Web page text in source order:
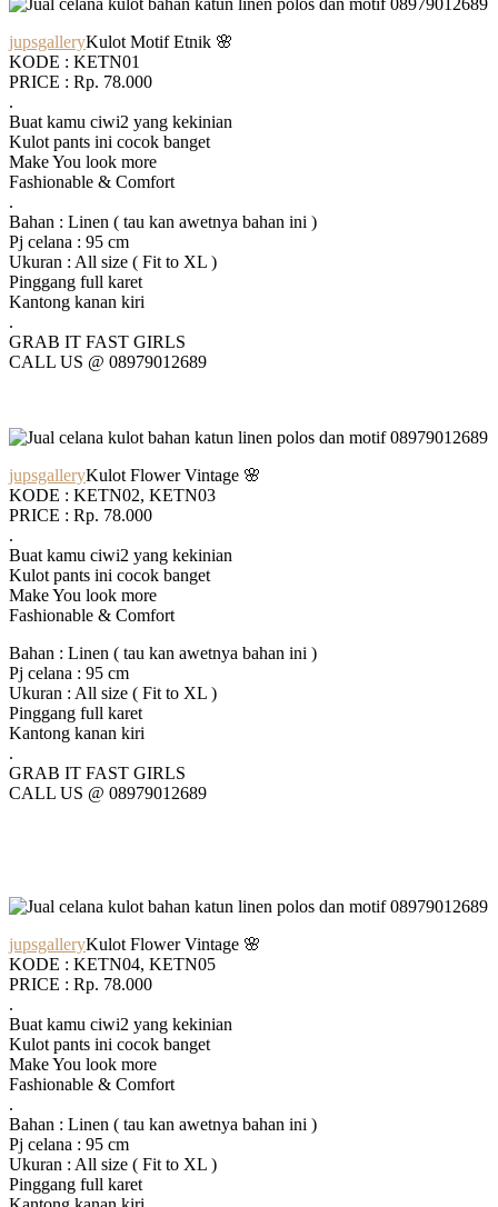
jupsgalleryKulot Motif Etnik 🌸
KODE : KETN01
PRICE : Rp. 78.000
.
Buat kamu ciwi2 yang kekinian
Kulot pants ini cocok banget
Make You look more
Fashionable & Comfort
.
Bahan : Linen ( tau kan awetnya bahan ini )
Pj celana : 95 cm
Ukuran : All size ( Fit to XL )
Pinggang full karet
Kantong kanan kiri
.
GRAB IT FAST GIRLS
CALL US @ 08979012689
jupsgalleryKulot Flower Vintage 🌸
KODE : KETN02, KETN03
PRICE : Rp. 78.000
.
Buat kamu ciwi2 yang kekinian
Kulot pants ini cocok banget
Make You look more
Fashionable & Comfort
Bahan : Linen ( tau kan awetnya bahan ini )
Pj celana : 95 cm
Ukuran : All size ( Fit to XL )
Pinggang full karet
Kantong kanan kiri
.
GRAB IT FAST GIRLS
CALL US @ 08979012689
jupsgalleryKulot Flower Vintage 🌸
KODE : KETN04, KETN05
PRICE : Rp. 78.000
.
Buat kamu ciwi2 yang kekinian
Kulot pants ini cocok banget
Make You look more
Fashionable & Comfort
.
Bahan : Linen ( tau kan awetnya bahan ini )
Pj celana : 95 cm
Ukuran : All size ( Fit to XL )
Pinggang full karet